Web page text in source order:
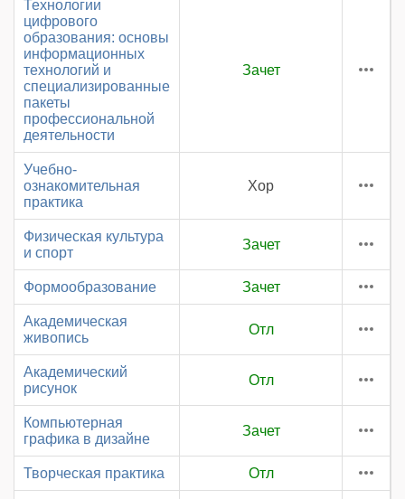
Технологии
цифрового
образования: основы
информационных
технологий и
специализированные
пакеты
профессиональной
деятельности
Зачет
Учебно-
ознакомительная
практика
Хор
Физическая культура
и спорт
Зачет
Формообразование Зачет
Академическая
живопись
Отл
Академический
рисунок
Отл
Компьютерная
графика в дизайне
Зачет
Творческая практика Отл